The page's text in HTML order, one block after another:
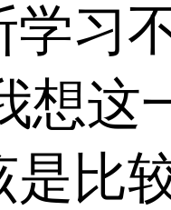
学习
想这
是比